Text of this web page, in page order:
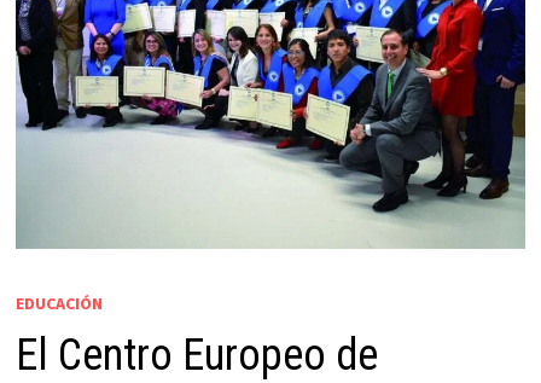
EDUCACIÓN
El Centro Europeo de